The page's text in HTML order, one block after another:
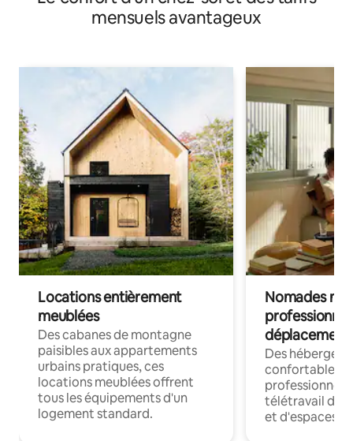
mensuels avantageux
Locations entièrement
meublées
Des cabanes de montagne
paisibles aux appartements
urbains pratiques, ces
locations meublées offrent
tous les équipements d'un
logement standard.
Nomades
déplacement
Des
confortables
professionnels
télétravail
et d'espaces